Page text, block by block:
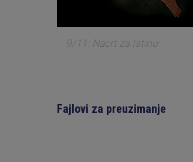
9/11: Nacrt za Istinu
Fajlovi za preuzimanje